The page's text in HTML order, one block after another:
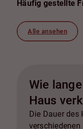
Häufig gestellte
Alle ansehen
Wie
Haus
Die Dauer